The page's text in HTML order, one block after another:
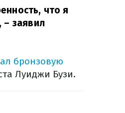
что я
– заявил
бронзовую
Луиджи Бузи.